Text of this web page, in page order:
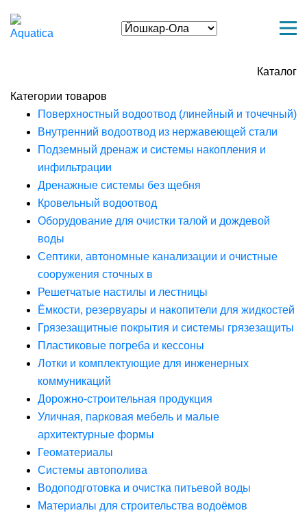
Каталог
Категории товаров
Поверхностный водоотвод (линейный и точечный)
Внутренний водоотвод из нержавеющей стали
Подземный дренаж и системы накопления и
инфильтрации
Дренажные системы без щебня
Кровельный водоотвод
Оборудование для очистки талой и дождевой
воды
Септики, автономные канализации и очистные
сооружения сточных в
Решетчатые настилы и лестницы
Ёмкости, резервуары и накопители для жидкостей
Грязезащитные покрытия и системы грязезащиты
Пластиковые погреба и кессоны
Лотки и комплектующие для инженерных
коммуникаций
Дорожно-строительная продукция
Уличная, парковая мебель и малые
архитектурные формы
Геоматериалы
Системы автополива
Водоподготовка и очистка питьевой воды
Материалы для строительства водоёмов